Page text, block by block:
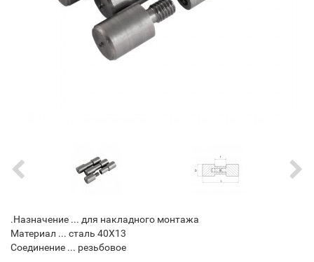
.Назначение ... для накладного монтажа
Материал ... сталь 40Х13
Соединение ... резьбовое